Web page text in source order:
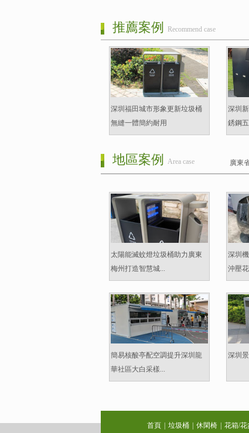
推薦案例 Recommend case
深圳福田城市形象更新垃圾桶
無縫一體簡約耐用
深圳
銹鋼
地區案例 Area case 廣東
太陽能滅蚊燈垃圾桶助力廣東
梅州打造智慧城...
深圳
沖壓
簡易核酸亭配空調提升深圳龍
華社區大白采樣...
深圳
首頁 垃圾桶 休閑椅 花箱/花